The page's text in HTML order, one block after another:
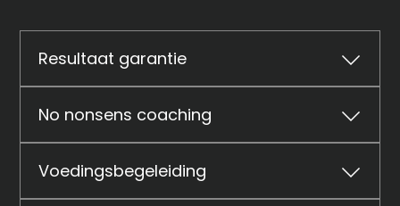
Resultaat garantie 
meetbaar resultaat. Geen vage beloftes – alleen
No nonsens coaching 
en zorgt dat je verantwoordelijkheid neemt voor de
Voedingsbegeleiding 